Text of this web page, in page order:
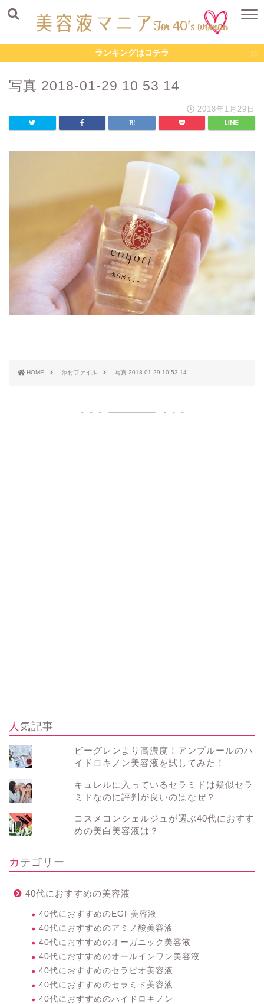
ランキングはコチラ
写真 2018-01-29 10 53 14
2018年1月29日
HOME 添付ファイル 写真 2018-01-29 10 53 14
人気記事
ビーグレンより高濃度！アンプルールのハ
イドロキノン美容液を試してみた！
キュレルに入っているセラミドは疑似セラ
ミドなのに評判が良いのはなぜ？
コスメコンシェルジュが選ぶ40代におすす
めの美白美容液は？
カテゴリー
40代におすすめの美容液
40代におすすめのEGF美容液
40代におすすめのアミノ酸美容液
40代におすすめのオーガニック美容液
40代におすすめのオールインワン美容液
40代におすすめのセラビオ美容液
40代におすすめのセラミド美容液
40代におすすめのハイドロキノン